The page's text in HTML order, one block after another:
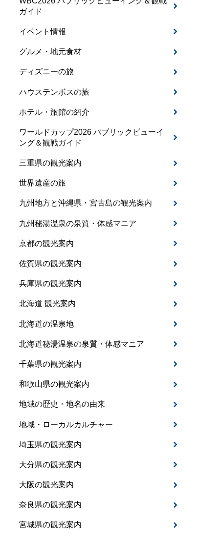
ガイド
イベント情報
グルメ・地元食材
ディズニーの旅
ハウステンボスの旅
ホテル・旅館の紹介
ワールドカップ2026 パブリックビューイ
ング＆観戦ガイド
三重県の観光案内
世界遺産の旅
九州地方と沖縄県・宮古島の観光案内
九州秘湯温泉の泉質・体感マニア
京都の観光案内
佐賀県の観光案内
兵庫県の観光案内
北海道 観光案内
北海道の温泉地
北海道秘湯温泉の泉質・体感マニア
千葉県の観光案内
和歌山県の観光案内
地域の歴史・地名の由来
地域・ローカルカルチャー
埼玉県の観光案内
大分県の観光案内
大阪の観光案内
奈良県の観光案内
宮城県の観光案内